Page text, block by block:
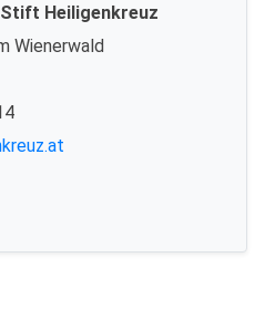
Heiligenkreuz
Wienerwald